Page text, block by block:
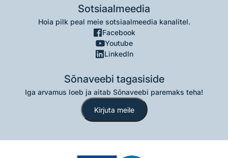
Sotsiaalmeedia
Hoia pilk peal meie sotsiaalmeedia kanalitel.
Facebook
Youtube
LinkedIn
Sõnaveebi tagasiside
Iga arvamus loeb ja aitab Sõnaveebi paremaks teha!
Kirjuta meile